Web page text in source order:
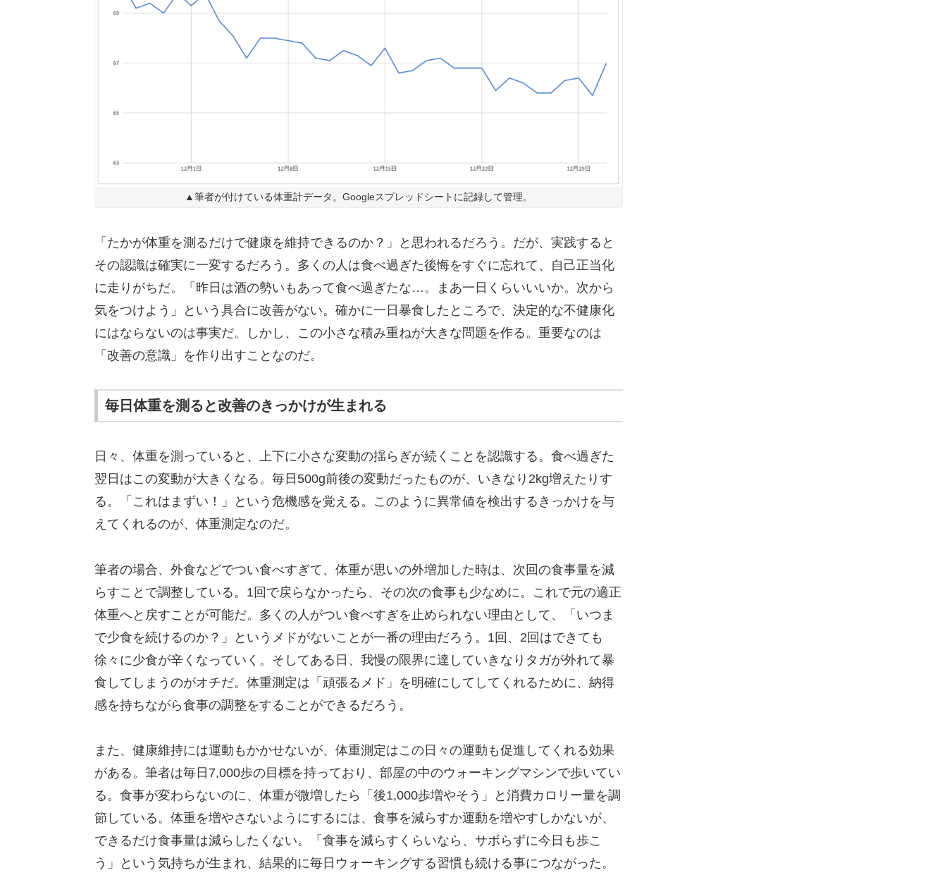
▲筆者が付けている体重計データ。Googleスプレッドシートに記録して管理。
「たかが体重を測るだけで健康を維持できるのか？」と思われるだろう。だが、実践すると
その認識は確実に一変するだろう。多くの人は食べ過ぎた後悔をすぐに忘れて、自己正当化
に走りがちだ。「昨日は酒の勢いもあって食べ過ぎたな…。まあ一日くらいいいか。次から
気をつけよう」という具合に改善がない。確かに一日暴食したところで、決定的な不健康化
にはならないのは事実だ。しかし、この小さな積み重ねが大きな問題を作る。重要なのは
「改善の意識」を作り出すことなのだ。
毎日体重を測ると改善のきっかけが生まれる
日々、体重を測っていると、上下に小さな変動の揺らぎが続くことを認識する。食べ過ぎた
翌日はこの変動が大きくなる。毎日500g前後の変動だったものが、いきなり2kg増えたりす
る。「これはまずい！」という危機感を覚える。このように異常値を検出するきっかけを与
えてくれるのが、体重測定なのだ。
筆者の場合、外食などでつい食べすぎて、体重が思いの外増加した時は、次回の食事量を減
らすことで調整している。1回で戻らなかったら、その次の食事も少なめに。これで元の適正
体重へと戻すことが可能だ。多くの人がつい食べすぎを止められない理由として、「いつま
で少食を続けるのか？」というメドがないことが一番の理由だろう。1回、2回はできても
徐々に少食が辛くなっていく。そしてある日、我慢の限界に達していきなりタガが外れて暴
食してしまうのがオチだ。体重測定は「頑張るメド」を明確にしてしてくれるために、納得
感を持ちながら食事の調整をすることができるだろう。
また、健康維持には運動もかかせないが、体重測定はこの日々の運動も促進してくれる効果
がある。筆者は毎日7,000歩の目標を持っており、部屋の中のウォーキングマシンで歩いてい
る。食事が変わらないのに、体重が微増したら「後1,000歩増やそう」と消費カロリー量を調
節している。体重を増やさないようにするには、食事を減らすか運動を増やすしかないが、
できるだけ食事量は減らしたくない。「食事を減らすくらいなら、サボらずに今日も歩こ
う」という気持ちが生まれ、結果的に毎日ウォーキングする習慣も続ける事につながった。